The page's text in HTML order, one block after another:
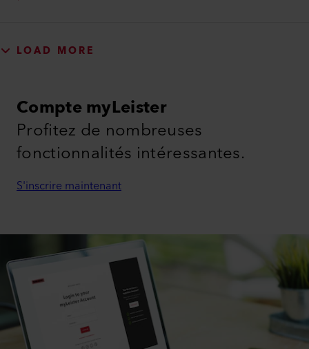
LOAD MORE
Compte myLeister
Profitez de nombreuses
fonctionnalités intéressantes.
S'inscrire maintenant